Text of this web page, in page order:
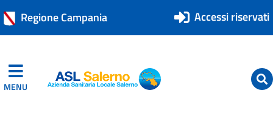
Regione Campania Accessi riservati
MENU ASL Salerno
ASL Salerno